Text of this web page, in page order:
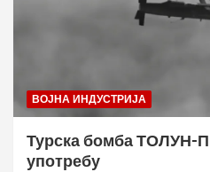
ВОЈНА ИНДУСТРИЈА
Турска бомба ТОЛУН-
употребу